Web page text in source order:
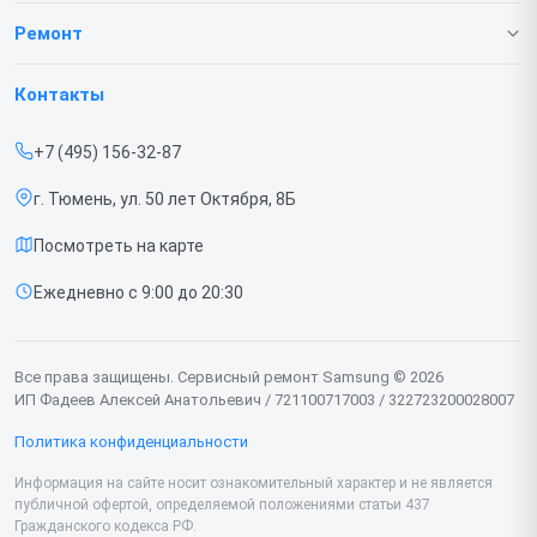
О нашем сервисе
Срочный ремонт
Доставка и способы оплаты
Диагностика
Контакты
Ремонт
Телефонов
Принтеров
Кондиционеров
Контакты
+7 (495) 156-32-87
г. Тюмень, ул. 50 лет Октября, 8Б
Посмотреть на карте
Ежедневно с 9:00 до 20:30
Все права защищены. Сервисный ремонт Samsung © 2026
ИП Фадеев Алексей Анатольевич / 721100717003 / 322723200028007
Политика конфиденциальности
Информация на сайте носит ознакомительный характер и не является
публичной офертой, определяемой положениями статьи 437
Гражданского кодекса РФ.